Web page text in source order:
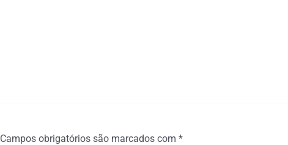
Campos obrigatórios são marcados com *